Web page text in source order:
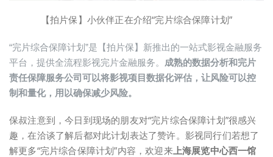
【拍片保】小伙伴正在介绍“完片综合保障计划”
“完片综合保障计划”是【拍片保】新推出的一站式影视金融服务
平台，提供全流程影视完片金融服务。 成熟的数据分析和完片
责任保障服务公司可以将影视项目数据化评估，让风险可以控
制和量化，用以确保减少风险。
保叔注意到，今日到现场的朋友对“完片综合保障计划”很感兴
趣，在洽谈了解后都对此计划表达了赞许。影视同行们若想了
解更多“完片综合保障计划”内容，欢迎来上海展览中心西一馆